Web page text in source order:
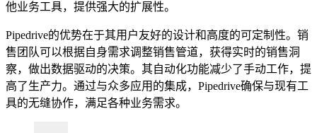
他业务工具，提供强大的扩展性。
Pipedrive的优势在于其用户友好的设计和高度的可定制性。销
售团队可以根据自身需求调整销售管道，获得实时的销售洞
察，做出数据驱动的决策。其自动化功能减少了手动工作，提
高了生产力。通过与众多应用的集成，Pipedrive确保与现有工
具的无缝协作，满足各种业务需求。